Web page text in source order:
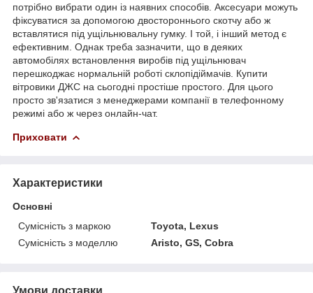
потрібно вибрати один із наявних способів. Аксесуари можуть
фіксуватися за допомогою двостороннього скотчу або ж
вставлятися під ущільнювальну гумку. І той, і інший метод є
ефективним. Однак треба зазначити, що в деяких
автомобілях встановлення виробів під ущільнювач
перешкоджає нормальній роботі склопідіймачів. Купити
вітровики ДЖС на сьогодні простіше простого. Для цього
просто зв'язатися з менеджерами компанії в телефонному
режимі або ж через онлайн-чат.
Приховати
Характеристики
Основні
Сумісність з маркою
Toyota, Lexus
Сумісність з моделлю
Aristo, GS, Cobra
Умови доставки